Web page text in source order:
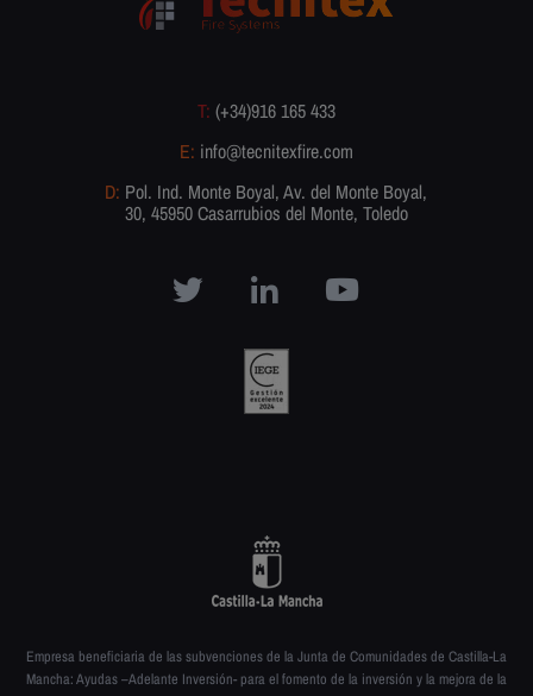
T: (+34)916 165 433
E: info@tecnitexfire.com
D: Pol. Ind. Monte Boyal, Av. del Monte Boyal,
30, 45950 Casarrubios del Monte, Toledo
Empresa beneficiaria de las subvenciones de la Junta de Comunidades de Castilla-La
Mancha: Ayudas –Adelante Inversión- para el fomento de la inversión y la mejora de la